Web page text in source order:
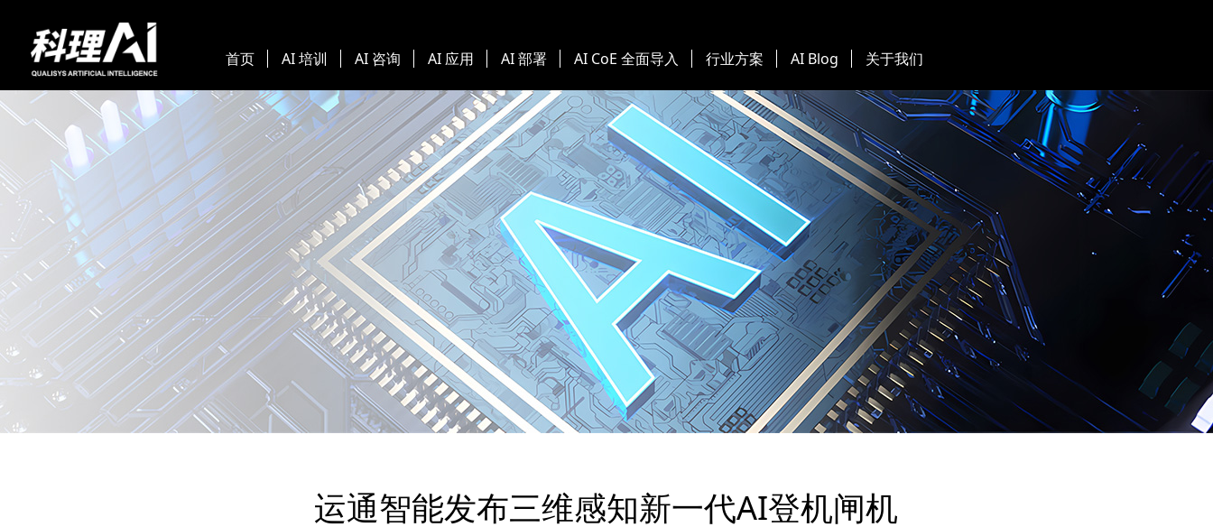
首页 AI 培训 AI 咨询 AI 应用 AI 部署 AI CoE 全面导入 行业方案 AI Blog 关于我们
运通智能发布三维感知新一代AI登机闸机